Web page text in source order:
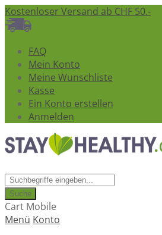
Kostenloser Versand ab CHF 50.-
FAQ
Mein Konto
Meine Wunschliste
Kasse
Ein Konto erstellen
Anmelden
Suche
Cart Mobile
Menü Konto